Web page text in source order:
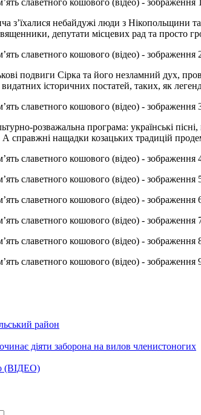
з’їхалися небайдужі люди з Нікопольщини
депутати місцевих рад та просто
подвиги Сірка та його незламний дух,
історичних постатей, таких, як
розважальна програма: українські
справжні нащадки козацьких традицій
район
діяти заборона на вилов членистоногих
(ВІДЕО)